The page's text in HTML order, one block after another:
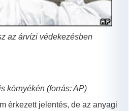
az árvízi védekezésben
környékén (forrás: AP)
érkezett jelentés, de az anyagi